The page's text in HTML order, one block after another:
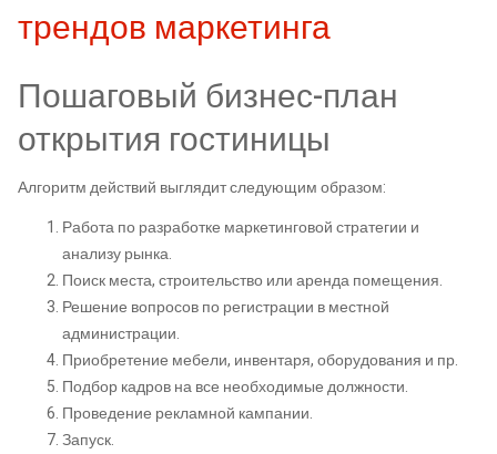
трендов маркетинга
Пошаговый бизнес-план
открытия гостиницы
Алгоритм действий выглядит следующим образом:
Работа по разработке маркетинговой стратегии и
анализу рынка.
Поиск места, строительство или аренда помещения.
Решение вопросов по регистрации в местной
администрации.
Приобретение мебели, инвентаря, оборудования и пр.
Подбор кадров на все необходимые должности.
Проведение рекламной кампании.
Запуск.